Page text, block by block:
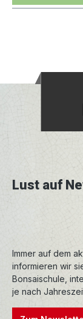
Lust auf
Immer auf dem
informieren wir
Bonsaischule,
je nach